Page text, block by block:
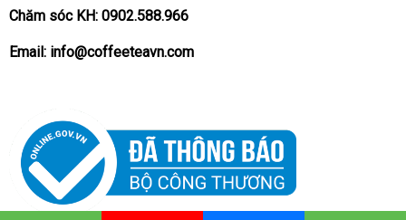
Chăm sóc KH: 0902.588.966
Email: info@coffeeteavn.com